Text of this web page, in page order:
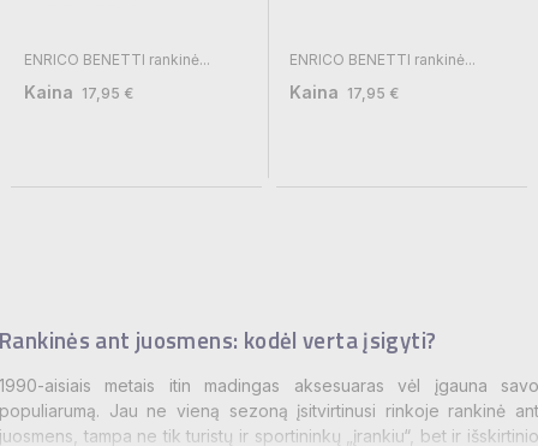
ENRICO BENETTI rankinė...
Kaina 17,95 €
ENRICO BENETTI rankinė...
Kaina 17,95 €
Rankinės ant juosmens: kodėl verta įsigyti?
1990-aisiais metais itin madingas aksesuaras vėl įgauna savo
populiarumą. Jau ne vieną sezoną įsitvirtinusi rinkoje rankinė ant
juosmens, tampa ne tik turistų ir sportininkų „įrankiu“, bet ir išskirtinio